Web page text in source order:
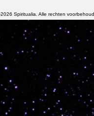
Spiritualia. Alle rechten